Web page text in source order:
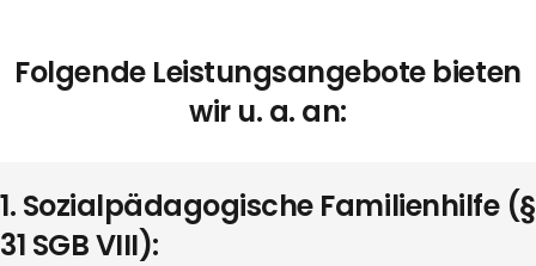
Folgende Leistungsangebote bieten
wir u. a. an:
1. Sozialpädagogische Familienhilfe (§
31 SGB VIII):